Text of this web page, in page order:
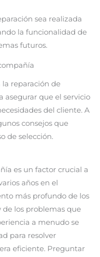
sea realizada
la funcionalidad de
futuros.
reparación de
asegurar que el servicio
del cliente. A
consejos que
de selección.
es un factor crucial a
años en el
más profundo de los
de los problemas que
a menudo se
para resolver
eficiente. Preguntar